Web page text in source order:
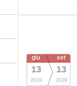
giu
13
2026
set
13
2026